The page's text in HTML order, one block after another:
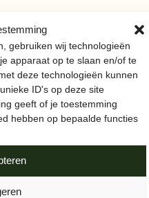
gebruiken wij technologieën
apparaat op te slaan en/of te
deze technologieën kunnen
ID's op deze site
geeft of je toestemming
hebben op bepaalde functies